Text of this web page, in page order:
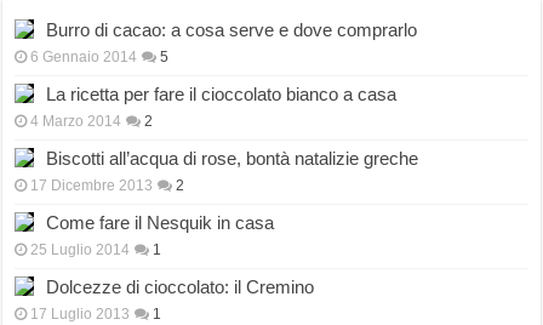
Burro di cacao: a cosa serve e dove comprarlo
6 Gennaio 2014 5
La ricetta per fare il cioccolato bianco a casa
4 Marzo 2014 2
Biscotti all’acqua di rose, bontà natalizie greche
17 Dicembre 2013 2
Come fare il Nesquik in casa
25 Luglio 2014 1
Dolcezze di cioccolato: il Cremino
17 Luglio 2013 1